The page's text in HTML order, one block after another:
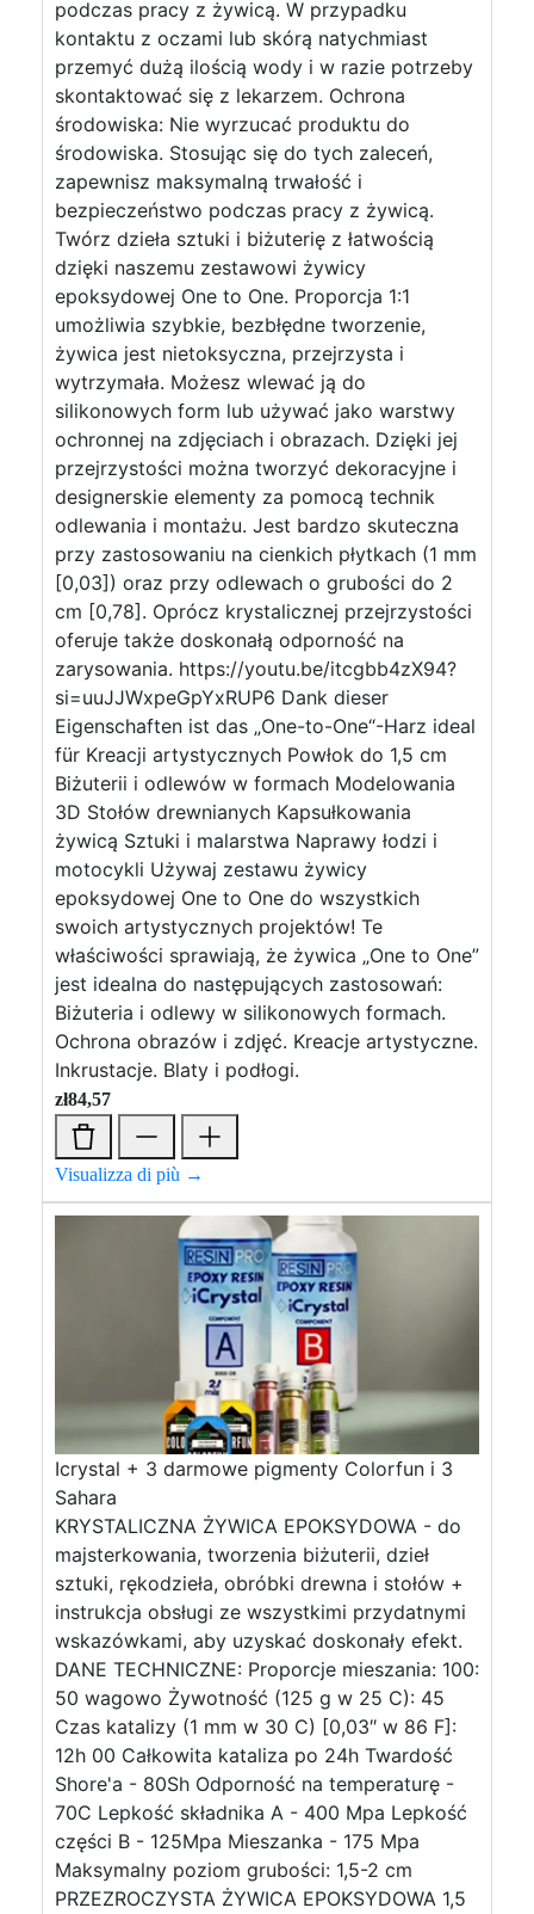
podczas pracy z żywicą. W przypadku
kontaktu z oczami lub skórą natychmiast
przemyć dużą ilością wody i w razie potrzeby
skontaktować się z lekarzem. Ochrona
środowiska: Nie wyrzucać produktu do
środowiska. Stosując się do tych zaleceń,
zapewnisz maksymalną trwałość i
bezpieczeństwo podczas pracy z żywicą.
Twórz dzieła sztuki i biżuterię z łatwością
dzięki naszemu zestawowi żywicy
epoksydowej One to One. Proporcja 1:1
umożliwia szybkie, bezbłędne tworzenie,
żywica jest nietoksyczna, przejrzysta i
wytrzymała. Możesz wlewać ją do
silikonowych form lub używać jako warstwy
ochronnej na zdjęciach i obrazach. Dzięki jej
przejrzystości można tworzyć dekoracyjne i
designerskie elementy za pomocą technik
odlewania i montażu. Jest bardzo skuteczna
przy zastosowaniu na cienkich płytkach (1 mm
[0,03]) oraz przy odlewach o grubości do 2
cm [0,78]. Oprócz krystalicznej przejrzystości
oferuje także doskonałą odporność na
zarysowania. https://youtu.be/itcgbb4zX94?
si=uuJJWxpeGpYxRUP6 Dank dieser
Eigenschaften ist das „One-to-One“-Harz ideal
für Kreacji artystycznych Powłok do 1,5 cm
Biżuterii i odlewów w formach Modelowania
3D Stołów drewnianych Kapsułkowania
żywicą Sztuki i malarstwa Naprawy łodzi i
motocykli Używaj zestawu żywicy
epoksydowej One to One do wszystkich
swoich artystycznych projektów! Te
właściwości sprawiają, że żywica „One to One”
jest idealna do następujących zastosowań:
Biżuteria i odlewy w silikonowych formach.
Ochrona obrazów i zdjęć. Kreacje artystyczne.
Inkrustacje. Blaty i podłogi.
zł84,57
Visualizza di più →
Icrystal + 3 darmowe pigmenty Colorfun i 3
Sahara
KRYSTALICZNA ŻYWICA EPOKSYDOWA - do
majsterkowania, tworzenia biżuterii, dzieł
sztuki, rękodzieła, obróbki drewna i stołów +
instrukcja obsługi ze wszystkimi przydatnymi
wskazówkami, aby uzyskać doskonały efekt.
DANE TECHNICZNE: Proporcje mieszania: 100:
50 wagowo Żywotność (125 g w 25 C): 45
Czas katalizy (1 mm w 30 C) [0,03″ w 86 F]:
12h 00 Całkowita kataliza po 24h Twardość
Shore'a - 80Sh Odporność na temperaturę -
70C Lepkość składnika A - 400 Mpa Lepkość
części B - 125Mpa Mieszanka - 175 Mpa
Maksymalny poziom grubości: 1,5-2 cm
PRZEZROCZYSTA ŻYWICA EPOKSYDOWA 1,5